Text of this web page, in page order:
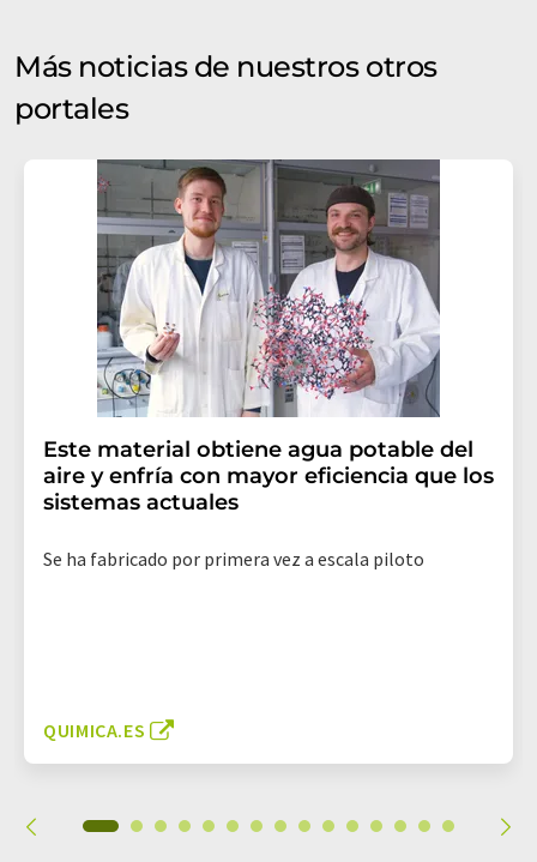
Más noticias de nuestros otros
portales
Este material obtiene agua potable del
aire y enfría con mayor eficiencia que los
sistemas actuales
Se ha fabricado por primera vez a escala piloto
QUIMICA.ES